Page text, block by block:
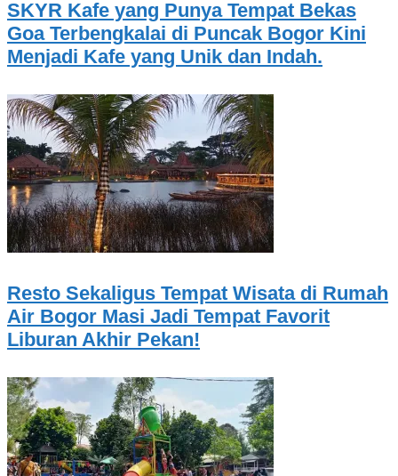
SKYR Kafe yang Punya Tempat Bekas
Goa Terbengkalai di Puncak Bogor Kini
Menjadi Kafe yang Unik dan Indah.
Resto Sekaligus Tempat Wisata di Rumah
Air Bogor Masi Jadi Tempat Favorit
Liburan Akhir Pekan!